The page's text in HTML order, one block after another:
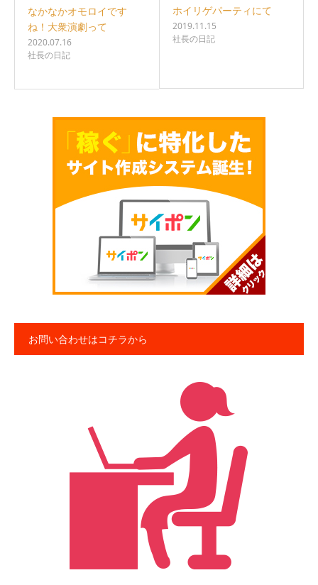
なかなかオモロイです
ね！大衆演劇って
2020.07.16
社長の日記
ホイリゲパーティにて
2019.11.15
社長の日記
お問い合わせはコチラから